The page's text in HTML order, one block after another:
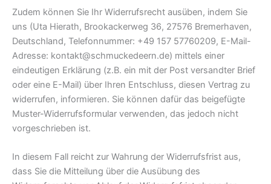
Zudem können Sie Ihr Widerrufsrecht ausüben, indem Sie
uns (Uta Hierath, Brookackerweg 36, 27576 Bremerhaven,
Deutschland, Telefonnummer: ‭+49 157 57760209‬, E-Mail-
Adresse: kontakt@schmuckedeern.de) mittels einer
eindeutigen Erklärung (z.B. ein mit der Post versandter Brief
oder eine E-Mail) über Ihren Entschluss, diesen Vertrag zu
widerrufen, informieren. Sie können dafür das beigefügte
Muster-Widerrufsformular verwenden, das jedoch nicht
vorgeschrieben ist.
In diesem Fall reicht zur Wahrung der Widerrufsfrist aus,
dass Sie die Mitteilung über die Ausübung des